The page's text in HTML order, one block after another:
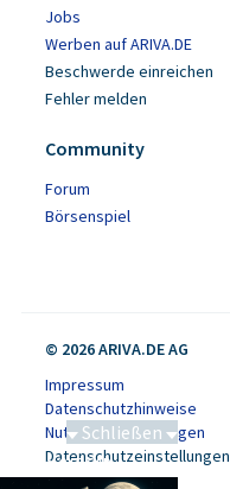
Jobs
Werben auf ARIVA.DE
Beschwerde einreichen
Fehler melden
Community
Forum
Börsenspiel
© 2026 ARIVA.DE AG
Impressum
Datenschutzhinweise
Nutzungsbedingungen
Datenschutzeinstellungen
Schließen
Saga bei 0,53 CAD